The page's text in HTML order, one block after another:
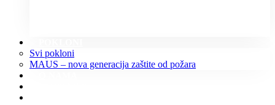
Svi pokloni
MAUS – nova generacija zaštite od požara